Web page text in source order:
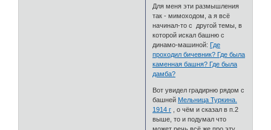
Для меня эти размышления
так - мимоходом, а я всё
начинал-то с другой темы, в
которой искал башню с
динамо-машиной: Где
проходил бичевник? Где была
каменная башня? Где была
дамба?
Вот увидел градирню рядом с
башней Мельница Туркина.
1914 г , о чём и сказал в п.2
выше, то и подумал что